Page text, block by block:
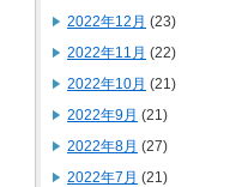
2022年12月 (23)
2022年11月 (22)
2022年10月 (21)
2022年9月 (21)
2022年8月 (27)
2022年7月 (21)